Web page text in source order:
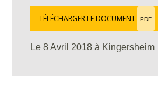
TÉLÉCHARGER LE DOCUMENT PDF
Le 8 Avril 2018 à Kingersheim